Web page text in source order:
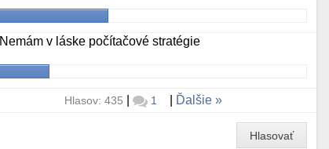
Nemám v láske počítačové stratégie
Hlasov: 435 | 1 Ďalšie
Hlasovať